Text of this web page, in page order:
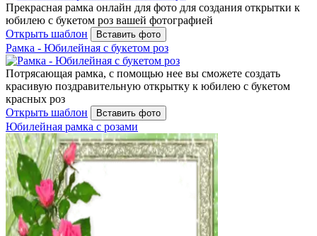
Прекрасная рамка онлайн для фото для создания открытки к
юбилею с букетом роз вашей фотографией
Открыть шаблон
Вставить фото
Рамка - Юбилейная с букетом роз
Потрясающая рамка, с помощью нее вы сможете создать
красивую поздравительную открытку к юбилею с букетом
красных роз
Открыть шаблон
Вставить фото
Юбилейная рамка с розами